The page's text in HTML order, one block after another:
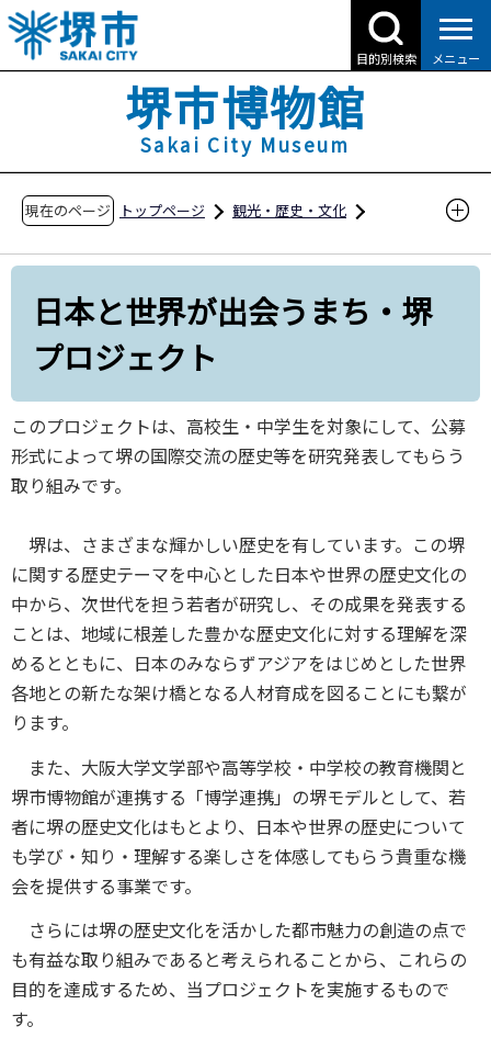
こ
の
ペ
で
目的別検索 メニュー
堺市博物館
Sakai City Museum
現在のページ トップページ
観光・歴史・文化
日本と世界が出会うまち・堺
プロジェクト
このプロジェクトは、高校生・中学生を対象にして、公募
形式によって堺の国際交流の歴史等を研究発表してもらう
取り組みです。
堺は、さまざまな輝かしい歴史を有しています。この堺
に関する歴史テーマを中心とした日本や世界の歴史文化の
中から、次世代を担う若者が研究し、その成果を発表する
ことは、地域に根差した豊かな歴史文化に対する理解を深
めるとともに、日本のみならずアジアをはじめとした世界
各地との新たな架け橋となる人材育成を図ることにも繋が
ります。
また、大阪大学文学部や高等学校・中学校の教育機関と
堺市博物館が連携する「博学連携」の堺モデルとして、若
者に堺の歴史文化はもとより、日本や世界の歴史について
も学び・知り・理解する楽しさを体感してもらう貴重な機
会を提供する事業です。
さらには堺の歴史文化を活かした都市魅力の創造の点で
も有益な取り組みであると考えられることから、これらの
目的を達成するため、当プロジェクトを実施するもので
す。